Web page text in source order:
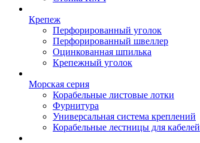
Крепеж
Перфорированный уголок
Перфорированный швеллер
Оцинкованная шпилька
Крепежный уголок
Морская серия
Корабельные листовые лотки
Фурнитура
Универсальная система креплений
Корабельные лестницы для кабелей